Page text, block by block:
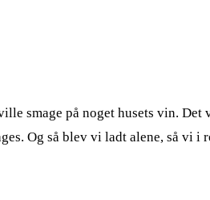
smage på noget husets vin.
Og så blev vi ladt alene, så vi i